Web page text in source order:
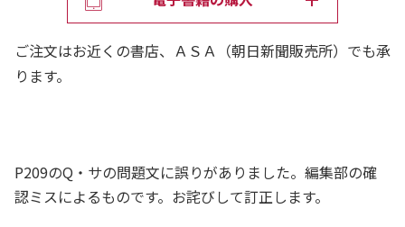
クイズを解く時に何を考えているかという思考過程を解剖
る。その使命感で無心に執筆を続けた、『クイズのために
書いたクイズの本』です！」（伊沢）
大かつ詳細に、繊細だが優しく解き明かすクイズの解体新
書。伊沢氏自らが長期間に渡って調査を行い、圧倒的な情
ご注文はお近くの書店、ＡＳＡ（朝日新聞販売所）でも承
ります。
P209のQ・サの問題文に誤りがありました。編集部の確
認ミスによるものです。お詫びして訂正します。